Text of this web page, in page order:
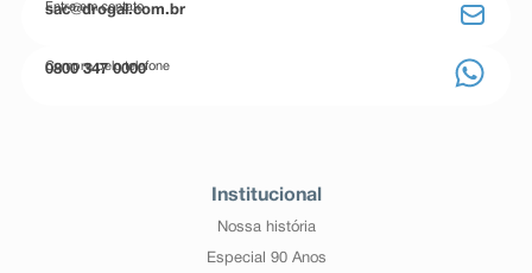
Entre em contato
sac@drogal.com.br
Compre pelo telefone
0800 347 0000
Institucional
Nossa história
Especial 90 Anos